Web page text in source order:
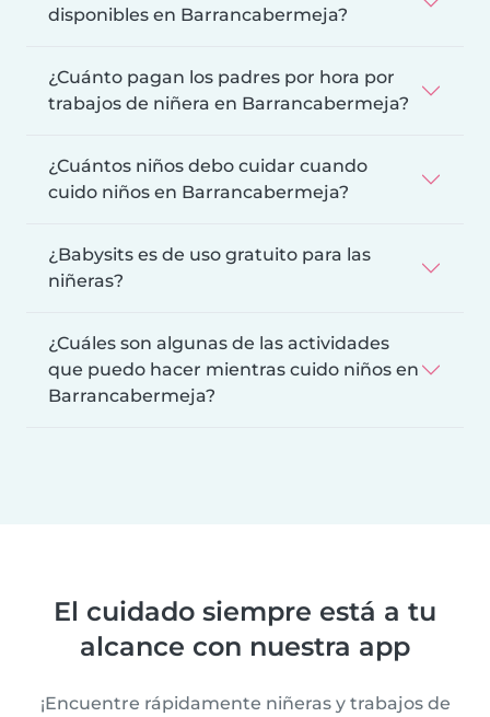
disponibles en Barrancabermeja?
¿Cuánto pagan los padres por hora por
trabajos de niñera en Barrancabermeja?
¿Cuántos niños debo cuidar cuando
cuido niños en Barrancabermeja?
¿Babysits es de uso gratuito para las
niñeras?
¿Cuáles son algunas de las actividades
que puedo hacer mientras cuido niños en
Barrancabermeja?
El cuidado siempre está a tu
alcance con nuestra app
¡Encuentre rápidamente niñeras y trabajos de